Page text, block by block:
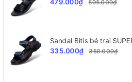
479.000₫
505.000₫
335.000₫
350.000₫